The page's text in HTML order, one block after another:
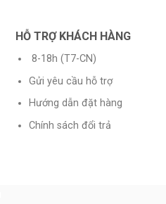
HỖ TRỢ KHÁCH HÀNG
8-18h (T7-CN)
Gửi yêu cầu hỗ trợ
Hướng dẫn đặt hàng
Chính sách đổi trả